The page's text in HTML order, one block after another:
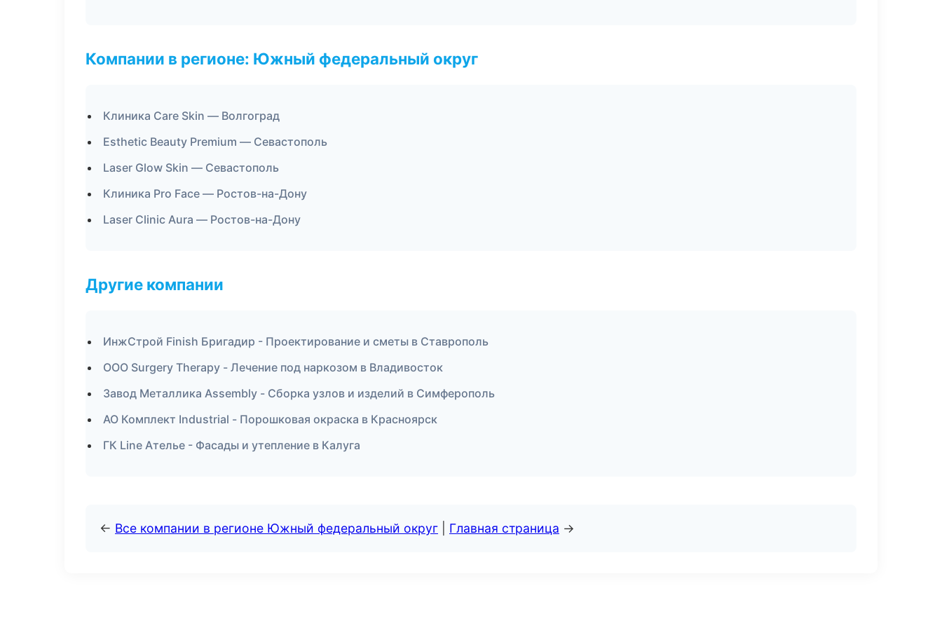
Компании в регионе: Южный федеральный округ
Клиника Care Skin — Волгоград
Esthetic Beauty Premium — Севастополь
Laser Glow Skin — Севастополь
Клиника Pro Face — Ростов-на-Дону
Laser Clinic Aura — Ростов-на-Дону
Другие компании
ИнжСтрой Finish Бригадир - Проектирование и сметы в Ставрополь
ООО Surgery Therapy - Лечение под наркозом в Владивосток
Завод Металлика Assembly - Сборка узлов и изделий в Симферополь
АО Комплект Industrial - Порошковая окраска в Красноярск
ГК Line Ателье - Фасады и утепление в Калуга
← Все компании в регионе Южный федеральный округ Главная страница →